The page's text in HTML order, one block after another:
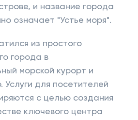
и название города
означает "Устье моря".
из простого
города в
морской курорт и
Услуги для посетителей
с целью создания
ключевого центра